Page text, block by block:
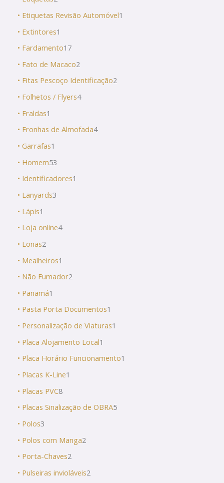
• Etiquetas Revisão Automóvel1
• Extintores1
• Fardamento17
• Fato de Macaco2
• Fitas Pescoço Identificação2
• Folhetos / Flyers4
• Fraldas1
• Fronhas de Almofada4
• Garrafas1
• Homem53
• Identificadores1
• Lanyards3
• Lápis1
• Loja online4
• Lonas2
• Mealheiros1
• Não Fumador2
• Panamá1
• Pasta Porta Documentos1
• Personalização de Viaturas1
• Placa Alojamento Local1
• Placa Horário Funcionamento1
• Placas K-Line1
• Placas PVC8
• Placas Sinalização de OBRA5
• Polos3
• Polos com Manga2
• Porta-Chaves2
• Pulseiras invioláveis2